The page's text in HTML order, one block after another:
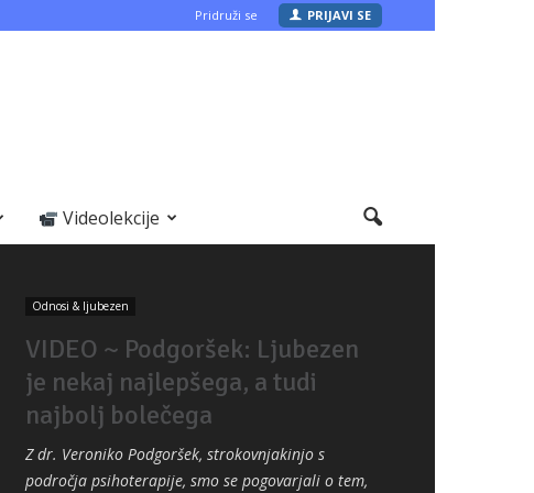
Pridruži se PRIJAVI SE
Videolekcije
Odnosi & ljubezen
VIDEO ~ Podgoršek: Ljubezen
je nekaj najlepšega, a tudi
najbolj bolečega
Z dr. Veroniko Podgoršek, strokovnjakinjo s
področja psihoterapije, smo se pogovarjali o tem,